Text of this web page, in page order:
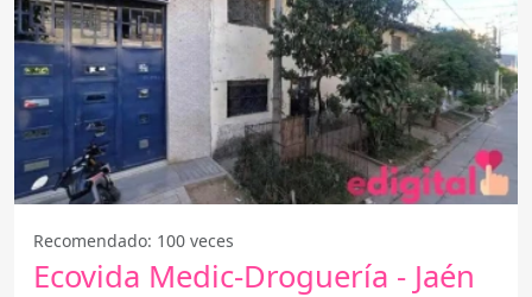
Recomendado: 100 veces
Ecovida Medic-Droguería - Jaén